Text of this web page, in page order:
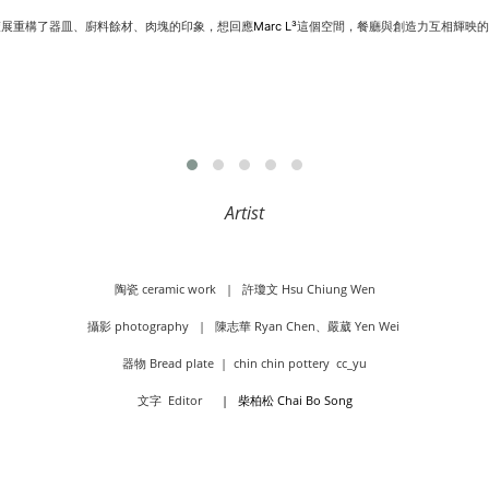
重構了器皿、廚料餘材、肉塊的印象，想回應Marc L³這個空間，餐廳與創造力互相輝映
Artist
陶瓷 ceramic work | 許瓊文 Hsu Chiung Wen
攝影 photography | 陳志華 Ryan Chen、 嚴葳 Yen Wei
器物 Bread plate | chin chin pottery cc_yu
文字 Editor | 柴柏松 Chai Bo Song